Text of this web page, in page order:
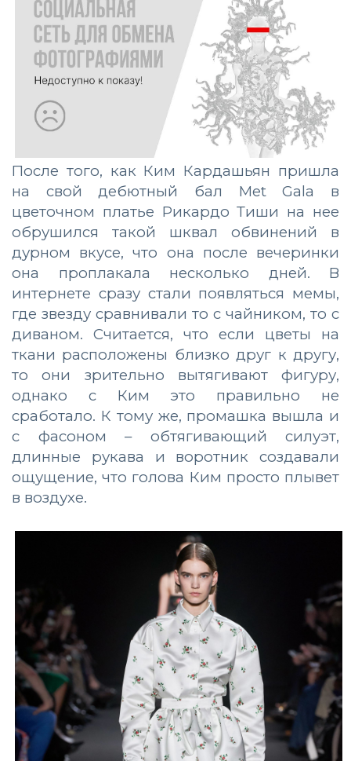
После того, как Ким Кардашьян пришла
на свой дебютный бал Met Gala в
цветочном платье Рикардо Тиши на нее
обрушился такой шквал обвинений в
дурном вкусе, что она после вечеринки
она проплакала несколько дней. В
интернете сразу стали появляться мемы,
где звезду сравнивали то с чайником, то с
диваном. Считается, что если цветы на
ткани расположены близко друг к другу,
то они зрительно вытягивают фигуру,
однако с Ким это правильно не
сработало. К тому же, промашка вышла и
с фасоном – обтягивающий силуэт,
длинные рукава и воротник создавали
ощущение, что голова Ким просто плывет
в воздухе.